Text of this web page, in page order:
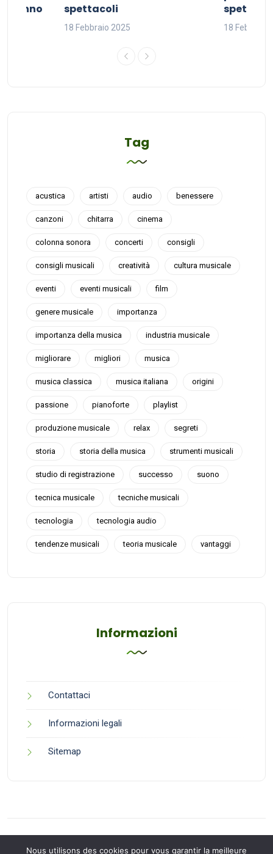
sonno
spettacoli
18 Febbraio 2025 18 Febbraio
Tag
acustica artisti audio benessere
canzoni chitarra cinema
colonna sonora concerti consigli
consigli musicali creatività cultura musicale
eventi eventi musicali film
genere musicale importanza
importanza della musica industria musicale
migliorare migliori musica
musica classica musica italiana origini
passione pianoforte playlist
produzione musicale relax segreti
storia storia della musica strumenti musicali
studio di registrazione successo suono
tecnica musicale tecniche musicali
tecnologia tecnologia audio
tendenze musicali teoria musicale vantaggi
Informazioni
Contattaci
Informazioni legali
Sitemap
Nous utilisons des cookies pour vous garantir la meilleure